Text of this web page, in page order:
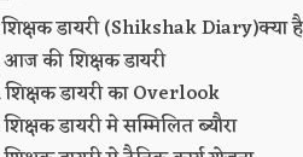
शिक्षक डायरी (Shikshak Diary)क्या है
आज की शिक्षक डायरी
शिक्षक डायरी का Overlook
शिक्षक डायरी मे सम्मिलित ब्यौरा